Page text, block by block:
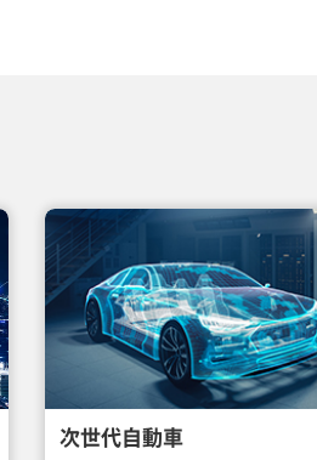
次世代自動車